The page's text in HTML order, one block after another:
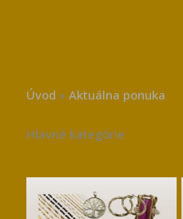
Úvod »Aktuálna ponuka
Hlavné kategórie